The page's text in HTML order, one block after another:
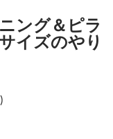
ング＆ピラ
イズのやり